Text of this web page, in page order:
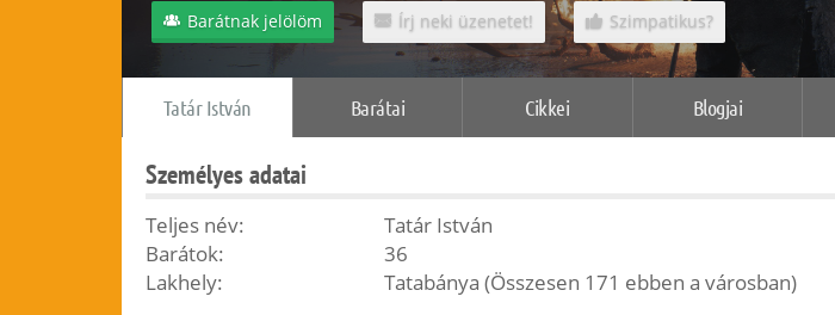
Tatár István Barátai Cikkei Blogjai
Barátnak jelölöm Írj neki üzenetet! Szimpatikus?
Személyes adatai
Teljes név:
Tatár István
Barátok:
36
Lakhely:
Tatabánya (Összesen 171 ebben a városban)